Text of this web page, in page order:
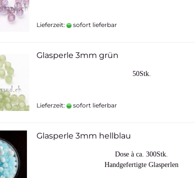
Lieferzeit: sofort lieferbar
Glasperle 3mm grün
50Stk.
Lieferzeit: sofort lieferbar
Glasperle 3mm hellblau
Dose à ca. 300Stk.
Handgefertigte Glasperlen